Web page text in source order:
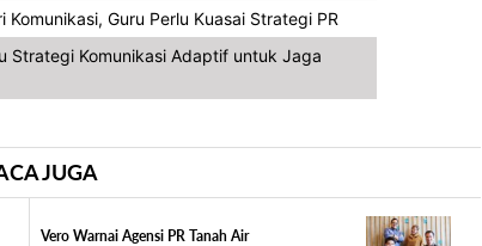
Guru Perlu Kuasai Strategi PR
Strategi Komunikasi Adaptif untuk Jaga
JUGA
Vero Warnai Agensi PR Tanah Air